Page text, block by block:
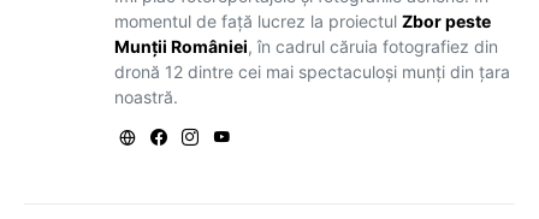
momentul de față lucrez la proiectul Zbor peste
Munții României, în cadrul căruia fotografiez din
dronă 12 dintre cei mai spectaculoși munți din țara
noastră.